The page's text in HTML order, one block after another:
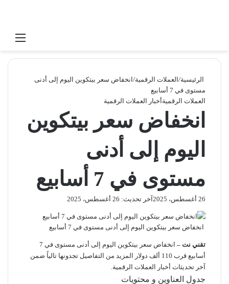
الرئيسية/العملات الرقمية/انخفاض سعر بيتكوين اليوم إلى أدنى
مستوى في 7 أسابيع
العملات الرقمية أخبار العملات الرقمية
انخفاض سعر بيتكوين
اليوم إلى أدنى
مستوى في 7 أسابيع
26 أغسطس، 2025 آخر تحديث: 26 أغسطس، 2025
انخفاض سعر بيتكوين اليوم إلى أدنى مستوى في 7 أسابيع
تقني نت –
انخفاض سعر بيتكوين اليوم إلى أدنى مستوى في 7
أسابيع قرب 110 ألف دولار المزيد من التفاصيل تجدونها تالياً ضمن
آخر تحديثات أخبار العملات الرقمية.
جدول العناوين و محتويات